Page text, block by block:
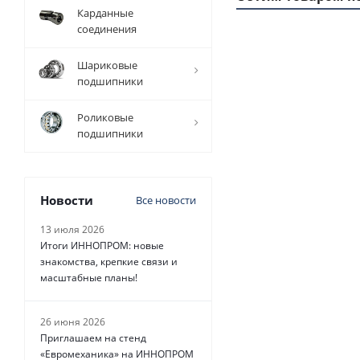
Карданные
соединения
Шариковые
подшипники
Роликовые
подшипники
Новости Все новости
13 июля 2026
Итоги ИННОПРОМ: новые
знакомства, крепкие связи и
масштабные планы!
26 июня 2026
Приглашаем на стенд
«Евромеханика» на ИННОПРОМ